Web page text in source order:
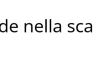
nella